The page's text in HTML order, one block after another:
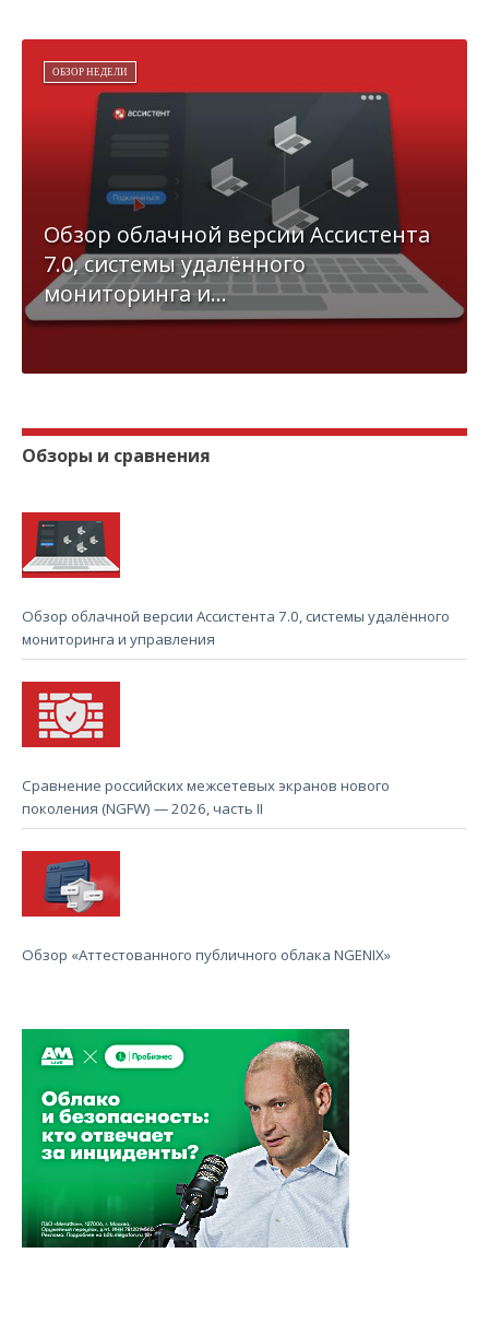
ОБЗОР НЕДЕЛИ
Обзор облачной версии Ассистента
7.0, системы удалённого
мониторинга и...
Обзоры и сравнения
Обзор облачной версии Ассистента 7.0, системы удалённого
мониторинга и управления
Сравнение российских межсетевых экранов нового
поколения (NGFW) — 2026, часть II
Обзор «Аттестованного публичного облака NGENIX»